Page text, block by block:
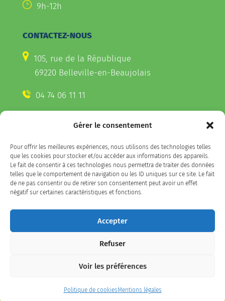
Gérer le consentement
Pour offrir les meilleures expériences, nous utilisons des technologies telles
que les cookies pour stocker et/ou accéder aux informations des appareils.
Le fait de consentir à ces technologies nous permettra de traiter des données
telles que le comportement de navigation ou les ID uniques sur ce site. Le fait
de ne pas consentir ou de retirer son consentement peut avoir un effet
négatif sur certaines caractéristiques et fonctions.
Accepter
Refuser
Voir les préférences
Politique de cookiesMentions légales
9h-12h
CONTACTEZ-NOUS
105, rue de la République
69220 Belleville-en-Beaujolais
04 74 06 11 11
CONTACTEZ-NOUS
Télécharger l'appli Belleville
sur votre smartphone
Instagram
légales/Accessibilité : partiellement conforme